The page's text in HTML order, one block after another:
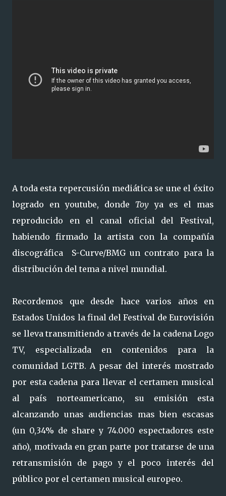
A toda esta repercusión mediática se une el éxito
logrado en youtube, donde Toy ya es el mas
reproducido en el canal oficial del Festival,
habiendo firmado la artista con la compañía
discográfica S-Curve/BMG un contrato para la
distribución del tema a nivel mundial.
Recordemos que desde hace varios años en
Estados Unidos la final del Festival de Eurovisión
se lleva transmitiendo a través de la cadena Logo
TV, especializada en contenidos para la
comunidad LGTB. A pesar del interés mostrado
por esta cadena para llevar el certamen musical
al país norteamericano, su emisión esta
alcanzando unas audiencias mas bien escasas
(un 0,34% de share y 74.000 espectadores este
año), motivada en gran parte por tratarse de una
retransmisión de pago y el poco interés del
público por el certamen musical europeo.